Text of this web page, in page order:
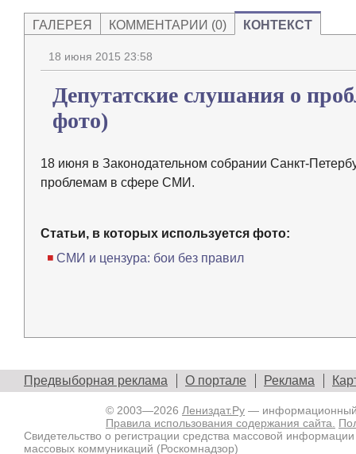
ГАЛЕРЕЯ КОММЕНТАРИИ (0) КОНТЕКСТ
18 июня 2015 23:58
Депутатские слушания о
фото)
18 июня в Законодательном собрании Санкт-
проблемам в сфере СМИ.
Статьи, в которых используется фото:
СМИ и цензура: бои без правил
Предвыборная реклама О портале Реклама
© 2003—2026 Лениздат.Ру — информационный
Правила использования содержания сайта.
Свидетельство о регистрации средства массовой
массовых коммуникаций (Роскомнадзор)